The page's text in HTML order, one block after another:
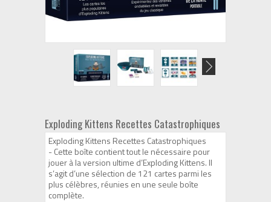
Exploding Kittens Recettes Catastrophiques
Exploding Kittens Recettes Catastrophiques
- Cette boîte contient tout le nécessaire pour
jouer à la version ultime d’Exploding Kittens. Il
s’agit d’une sélection de 121 cartes parmi les
plus célèbres, réunies en une seule boîte
complète.